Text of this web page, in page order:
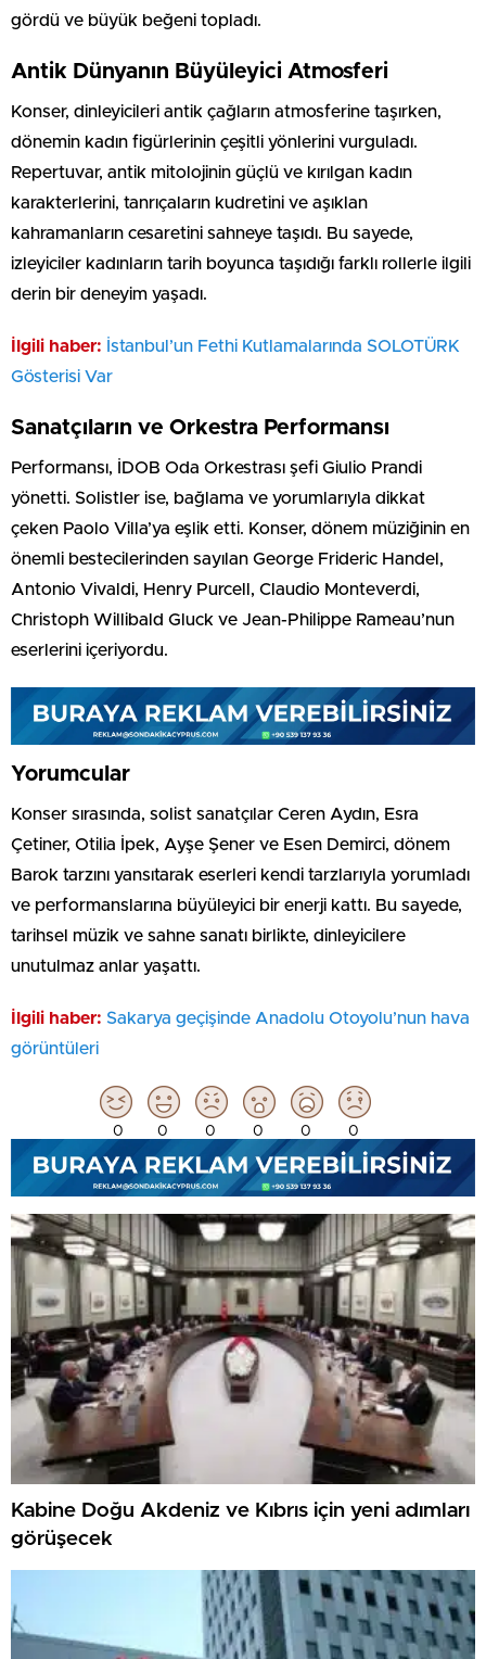
gördü ve büyük beğeni topladı.
Antik Dünyanın Büyüleyici Atmosferi
Konser, dinleyicileri antik çağların atmosferine taşırken,
dönemin kadın figürlerinin çeşitli yönlerini vurguladı.
Repertuvar, antik mitolojinin güçlü ve kırılgan kadın
karakterlerini, tanrıçaların kudretini ve aşıklan
kahramanların cesaretini sahneye taşıdı. Bu sayede,
izleyiciler kadınların tarih boyunca taşıdığı farklı rollerle ilgili
derin bir deneyim yaşadı.
İlgili haber: İstanbul’un Fethi Kutlamalarında SOLOTÜRK
Gösterisi Var
Sanatçıların ve Orkestra Performansı
Performansı, İDOB Oda Orkestrası şefi Giulio Prandi
yönetti. Solistler ise, bağlama ve yorumlarıyla dikkat
çeken Paolo Villa’ya eşlik etti. Konser, dönem müziğinin en
önemli bestecilerinden sayılan George Frideric Handel,
Antonio Vivaldi, Henry Purcell, Claudio Monteverdi,
Christoph Willibald Gluck ve Jean-Philippe Rameau’nun
eserlerini içeriyordu.
Yorumcular
Konser sırasında, solist sanatçılar Ceren Aydın, Esra
Çetiner, Otilia İpek, Ayşe Şener ve Esen Demirci, dönem
Barok tarzını yansıtarak eserleri kendi tarzlarıyla yorumladı
ve performanslarına büyüleyici bir enerji kattı. Bu sayede,
tarihsel müzik ve sahne sanatı birlikte, dinleyicilere
unutulmaz anlar yaşattı.
İlgili haber: Sakarya geçişinde Anadolu Otoyolu’nun hava
görüntüleri
0 0 0 0 0 0
Kabine Doğu Akdeniz ve Kıbrıs için yeni adımları
görüşecek